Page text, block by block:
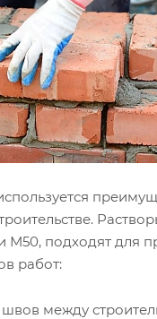
М50, подходят для
работ:
между